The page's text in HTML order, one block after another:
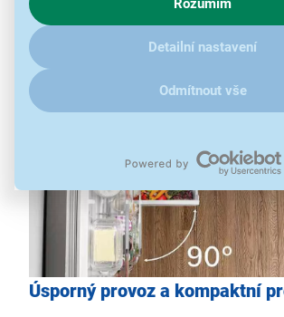
zajímají detaily, jak u nás s cookies a dalšími
kliknětesem.
Rozumím
Detailní nastavení
Odmítnout vše
objem 260 l a dolní mrazicí prostor
objemem 103 l.
Úsporný provoz a kompaktní